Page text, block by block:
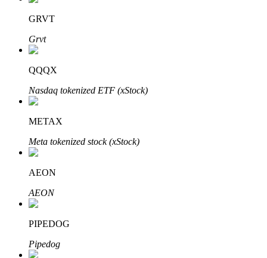
Automatyczna inwestycja
Zdobądź długoterminowy zysk i elastyczne zainteresowania
Naucz się stakingu
Dowiedz się, jak uzyskać dochód pasywny
GRVT
Grvt
QQQX
Nasdaq tokenized ETF (xStock)
METAX
Meta tokenized stock (xStock)
AEON
AEON
PIPEDOG
Pipedog